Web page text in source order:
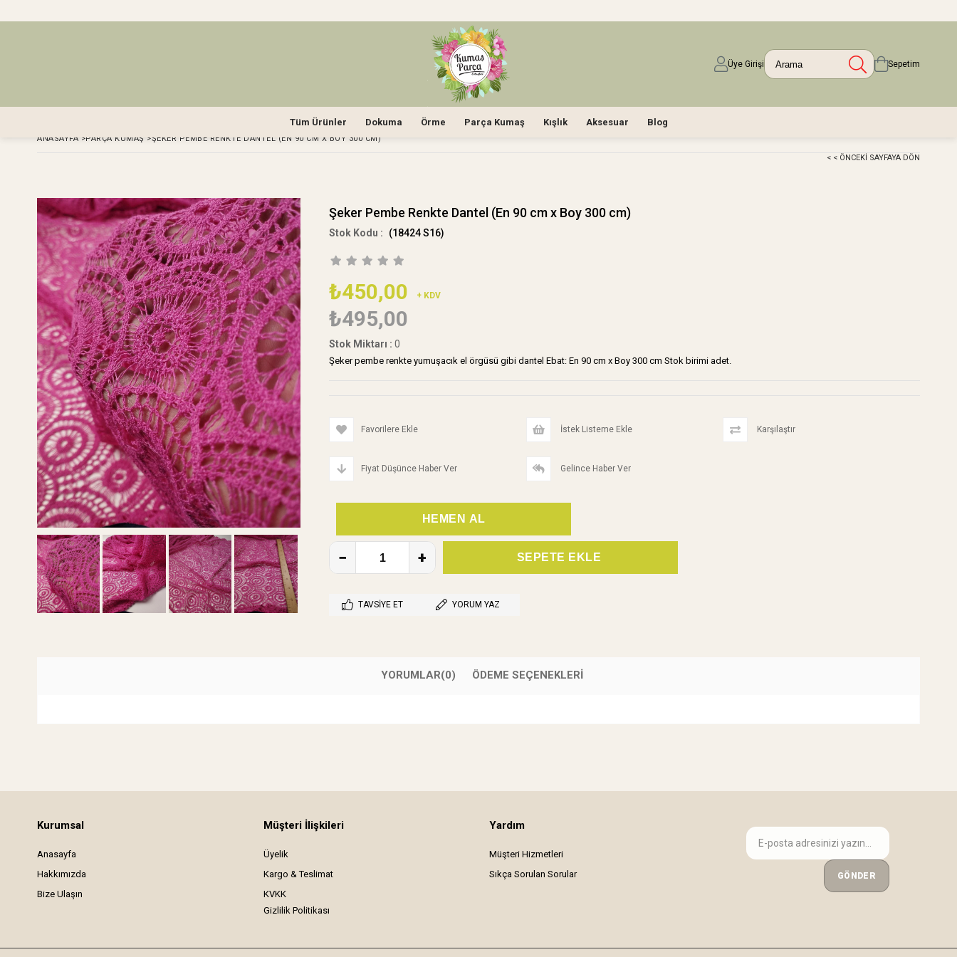
Üye Girişi Sepetim
Tüm Ürünler Dokuma Örme Parça Kumaş Kışlık Aksesuar Blog
ANASAYFA >PARÇA KUMAŞ >ŞEKER PEMBE RENKTE DANTEL (EN 90 CM X BOY 300 CM)
< < ÖNCEKI SAYFAYA DÖN
Şeker Pembe Renkte Dantel (En 90 cm x Boy 300 cm)
(18424 S16)
₺450,00 + KDV
₺495,00
Stok Miktarı : 0
Şeker pembe renkte yumuşacık el örgüsü gibi dantel Ebat: En 90 cm x Boy 300 cm Stok birimi adet.
Favorilere Ekle İstek Listeme Ekle Karşılaştır
Fiyat Düşünce Haber Ver Gelince Haber Ver
TAVSIYE ET YORUM YAZ
YORUMLAR(0) ÖDEME SEÇENEKLERI
Kurumsal
Anasayfa
Hakkımızda
Bize Ulaşın
Müşteri İlişkileri
Üyelik
Kargo & Teslimat
KVKK
Gizlilik Politikası
Yardım
Müşteri Hizmetleri
Sıkça Sorulan Sorular
GÖNDER